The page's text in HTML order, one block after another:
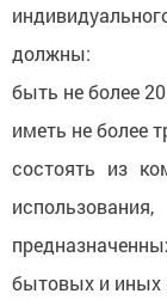
должны:
быть не более
иметь не более
состоять из
использования,
бытовых и иных